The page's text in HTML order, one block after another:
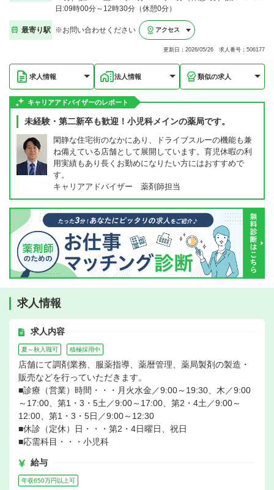
日:09時00分～12時30分（休憩0分）
最寄り駅 ※お問い合わせください アクセス
更新日：2026/05/26 求人番号：506177
求人情報 法人情報 類似の求人
キャリアアドバイザーのレポート
未経験・第二新卒も歓迎！小児科メインの薬局です。
閑静な住宅街のなかにあり、ドライブスルーの機能も兼
ね備えている店舗として展開しています。育児休暇の利
用実績もあり長くお勤めになりたい方にはおすすめで
す。
キャリアアドバイザー 薬剤師担当
求人情報
求人内容
夏～秋入職可 積極採用中
店舗にて調剤業務、服薬指導、薬暦管理、薬局製剤の製造・
販売などを行っていただきます。
■診療（営業）時間・・・月火水金／9:00～19:30、木／9:00
～17:00、第1・3・5土／9:00～17:00、第2・4土／9:00～
12:00、第1・3・5日／9:00～12:30
■休診（定休）日・・・第2・4日曜日、祝日
■応需科目・・・小児科
給与
年収650万円以上可